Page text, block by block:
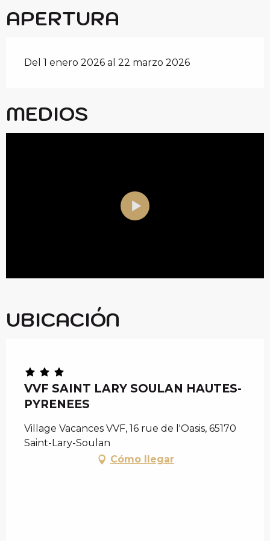
APERTURA
Del 1 enero 2026 al 22 marzo 2026
MEDIOS
UBICACIÓN
VVF SAINT LARY SOULAN HAUTES-
PYRENEES
Village Vacances VVF, 16 rue de l'Oasis, 65170
Saint-Lary-Soulan
Cómo llegar